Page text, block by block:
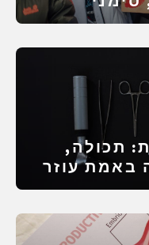
עובדות
תכולה,
באמת עוזר